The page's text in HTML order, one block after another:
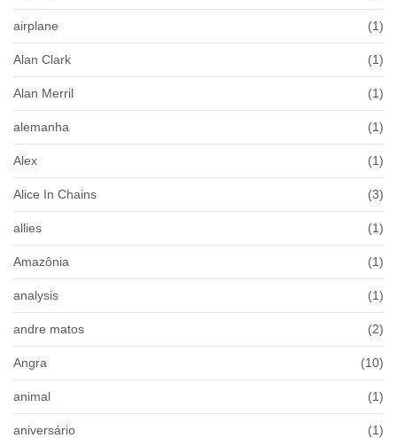
airplane (1)
Alan Clark (1)
Alan Merril (1)
alemanha (1)
Alex (1)
Alice In Chains (3)
allies (1)
Amazônia (1)
analysis (1)
andre matos (2)
Angra (10)
animal (1)
aniversário (1)